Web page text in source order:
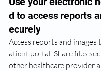
d to access reports
ecurely
Access reports and images
atient portal. Share files
other healthcare provider